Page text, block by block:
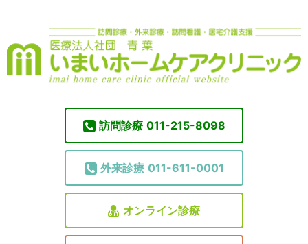
訪問診療 011-215-8098
外来診療 011-611-0001
オンライン診療